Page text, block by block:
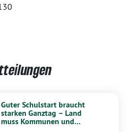
Guter Schulstart braucht
starken Ganztag – Land
muss Kommunen und